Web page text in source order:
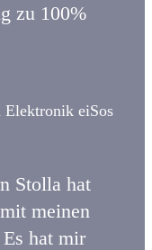
zu 100%
Elektronik eiSos
Stolla hat
meinen
Es hat mir